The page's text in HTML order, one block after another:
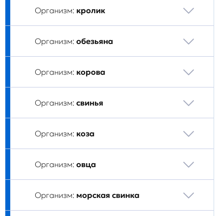
Организм: кролик
Организм: обезьяна
Организм: корова
Организм: свинья
Организм: коза
Организм: овца
Организм: морская свинка